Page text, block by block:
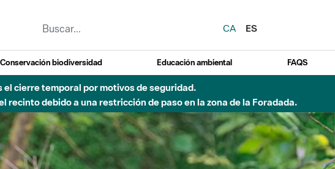
CA
ES
Conservación biodiversidad Educación ambiental FAQS
cierre temporal por motivos de seguridad.
debido a una restricción de paso en la zona de la Foradada.